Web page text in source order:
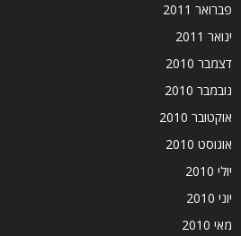
פברואר 2011
ינואר 2011
דצמבר 2010
נובמבר 2010
אוקטובר 2010
אוגוסט 2010
יולי 2010
יוני 2010
מאי 2010